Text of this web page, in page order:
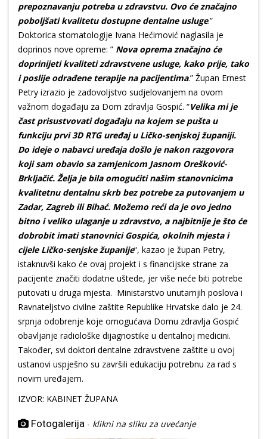
prepoznavanju potreba u zdravstvu. Ovo će značajno
poboljšati kvalitetu dostupne dentalne usluge.”
Doktorica stomatologije Ivana Hećimović naglasila je
doprinos nove opreme: ” Nova oprema značajno će
doprinijeti kvaliteti zdravstvene usluge, kako prije, tako
i poslije odrađene terapije na pacijentima.” Župan Ernest
Petry izrazio je zadovoljstvo sudjelovanjem na ovom
važnom događaju za Dom zdravlja Gospić. “Velika mi je
čast prisustvovati događaju na kojem se pušta u
funkciju prvi 3D RTG uređaj u Ličko-senjskoj županiji.
Do ideje o nabavci uređaja došlo je nakon razgovora
koji sam obavio sa zamjenicom Jasnom Orešković-
Brkljačić. Želja je bila omogućiti našim stanovnicima
kvalitetnu dentalnu skrb bez potrebe za putovanjem u
Zadar, Zagreb ili Bihać. Možemo reći da je ovo jedno
bitno i veliko ulaganje u zdravstvo, a najbitnije je što će
dobrobit imati stanovnici Gospića, okolnih mjesta i
cijele Ličko-senjske županije“, kazao je župan Petry,
istaknuvši kako će ovaj projekt i s financijske strane za
pacijente značiti dodatne uštede, jer više neće biti potrebe
putovati u druga mjesta. Ministarstvo unutarnjih poslova i
Ravnateljstvo civilne zaštite Republike Hrvatske dalo je 24.
srpnja odobrenje koje omogućava Domu zdravlja Gospić
obavljanje radiološke dijagnostike u dentalnoj medicini.
Također, svi doktori dentalne zdravstvene zaštite u ovoj
ustanovi uspješno su završili edukaciju potrebnu za rad s
novim uređajem.
IZVOR: KABINET ŽUPANA
Fotogalerija - klikni na sliku za uvećanje